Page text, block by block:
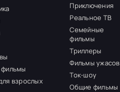
взрослых
Приключения
Реальное ТВ
Семейные
фильмы
Триллеры
Фильмы ужасов
Ток-шоу
Общие фильмы